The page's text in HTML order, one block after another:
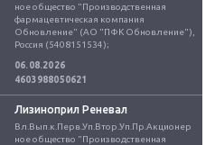
ное общество "Производственная
фармацевтическая компания
Обновление" (АО "ПФК Обновление"),
Россия (5408151534);
06.08.2026
4603988050621
Лизиноприл Реневал
Вл.Вып.к.Перв.Уп.Втор.Уп.Пр.Акционер
ное общество "Производственная